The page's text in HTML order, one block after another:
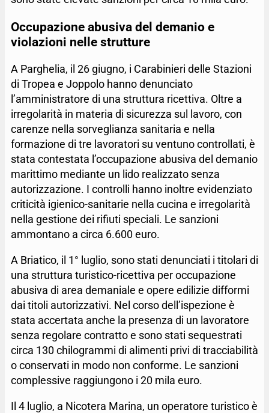
Occupazione abusiva del demanio e
violazioni nelle strutture
A Parghelia, il 26 giugno, i Carabinieri delle Stazioni
di Tropea e Joppolo hanno denunciato
l’amministratore di una struttura ricettiva. Oltre a
irregolarità in materia di sicurezza sul lavoro, con
carenze nella sorveglianza sanitaria e nella
formazione di tre lavoratori su ventuno controllati, è
stata contestata l’occupazione abusiva del demanio
marittimo mediante un lido realizzato senza
autorizzazione. I controlli hanno inoltre evidenziato
criticità igienico-sanitarie nella cucina e irregolarità
nella gestione dei rifiuti speciali. Le sanzioni
ammontano a circa 6.600 euro.
A Briatico, il 1° luglio, sono stati denunciati i titolari di
una struttura turistico-ricettiva per occupazione
abusiva di area demaniale e opere edilizie difformi
dai titoli autorizzativi. Nel corso dell’ispezione è
stata accertata anche la presenza di un lavoratore
senza regolare contratto e sono stati sequestrati
circa 130 chilogrammi di alimenti privi di tracciabilità
o conservati in modo non conforme. Le sanzioni
complessive raggiungono i 20 mila euro.
Il 4 luglio, a Nicotera Marina, un operatore turistico è